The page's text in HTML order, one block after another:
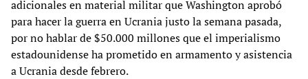
adicionales en material militar que Washington aprobó
para hacer la guerra en Ucrania justo la semana pasada,
por no hablar de $50.000 millones que el imperialismo
estadounidense ha prometido en armamento y asistencia
a Ucrania desde febrero.